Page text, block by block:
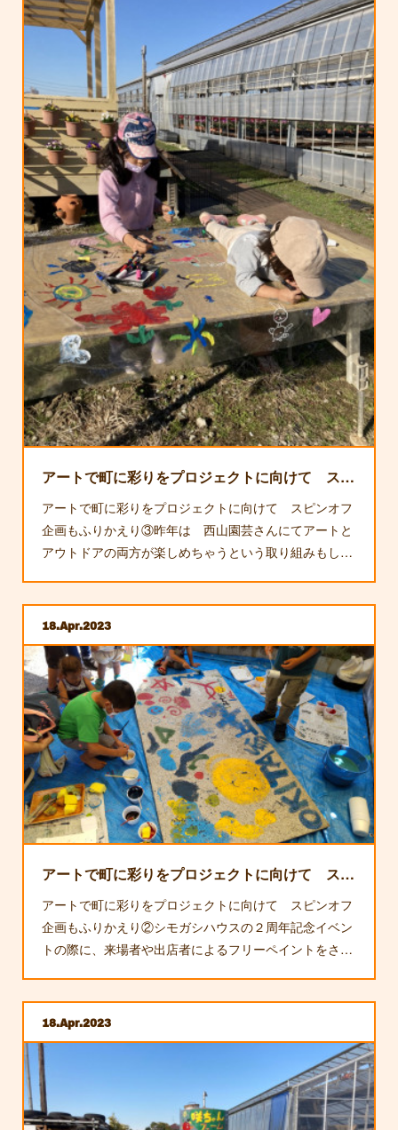
アートで町に彩りをプロジェクトに向けて スピンオフ企画ふりかえり③
アートで町に彩りをプロジェクトに向けて スピンオフ
企画もふりかえり③昨年は 西山園芸さんにてアートと
アウトドアの両方が楽しめちゃうという取り組みもし…
18 Apr 2023
アートで町に彩りをプロジェクトに向けて スピンオフ企画ふりかえり②
アートで町に彩りをプロジェクトに向けて スピンオフ
企画もふりかえり②シモガシハウスの２周年記念イベン
トの際に、来場者や出店者によるフリーペイントをさ…
18 Apr 2023